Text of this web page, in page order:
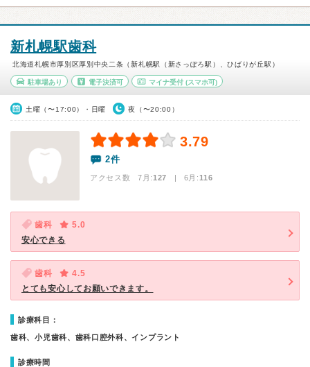
新札幌駅歯科
北海道札幌市厚別区厚別中央二条（新札幌駅（新さっぽろ駅）、ひばりが丘駅）
駐車場あり 電子決済可 マイナ受付 (スマホ可)
土曜（〜17:00）・日曜 夜（〜20:00）
3.79
2件
アクセス数 7月:127 | 6月:116
歯科
5.0
安心できる
歯科
4.5
とても安心してお願いできます。
診療科目：
歯科、小児歯科、歯科口腔外科、インプラント
診療時間